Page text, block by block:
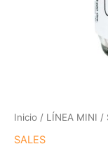
Inicio / LÍNEA MINI /
SALES